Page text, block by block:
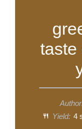
taste
Yield: 4